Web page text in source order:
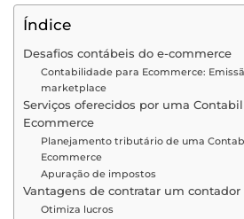
Índice
Desafios contábeis do e-commerce
Contabilidade para Ecommerce:
marketplace
Serviços oferecidos por uma
Ecommerce
Planejamento tributário de uma
Ecommerce
Apuração de impostos
Vantagens de contratar um contador
Otimiza lucros